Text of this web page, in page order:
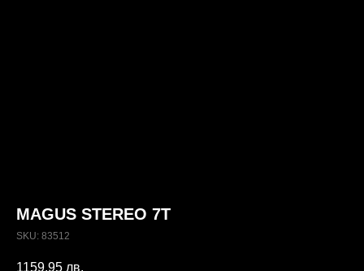
MAGUS STEREO 7T
SKU: 83512
1159,95 лв.